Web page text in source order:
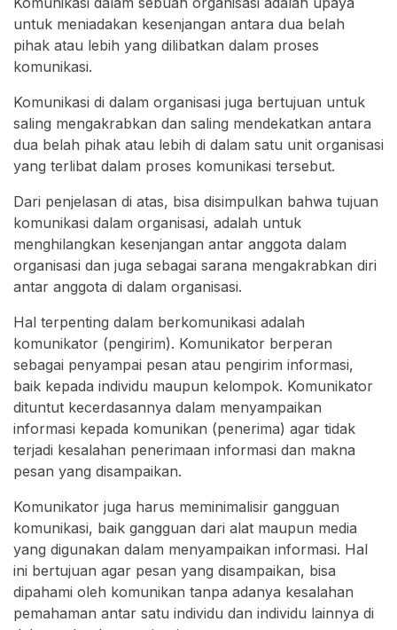
untuk meniadakan kesenjangan antara dua belah
pihak atau lebih yang dilibatkan dalam proses
komunikasi.
Komunikasi di dalam organisasi juga bertujuan untuk
saling mengakrabkan dan saling mendekatkan antara
dua belah pihak atau lebih di dalam satu unit organisasi
yang terlibat dalam proses komunikasi tersebut.
Dari penjelasan di atas, bisa disimpulkan bahwa tujuan
komunikasi dalam organisasi, adalah untuk
menghilangkan kesenjangan antar anggota dalam
organisasi dan juga sebagai sarana mengakrabkan diri
antar anggota di dalam organisasi.
Hal terpenting dalam berkomunikasi adalah
komunikator (pengirim). Komunikator berperan
sebagai penyampai pesan atau pengirim informasi,
baik kepada individu maupun kelompok. Komunikator
dituntut kecerdasannya dalam menyampaikan
informasi kepada komunikan (penerima) agar tidak
terjadi kesalahan penerimaan informasi dan makna
pesan yang disampaikan.
Komunikator juga harus meminimalisir gangguan
komunikasi, baik gangguan dari alat maupun media
yang digunakan dalam menyampaikan informasi. Hal
ini bertujuan agar pesan yang disampaikan, bisa
dipahami oleh komunikan tanpa adanya kesalahan
pemahaman antar satu individu dan individu lainnya di